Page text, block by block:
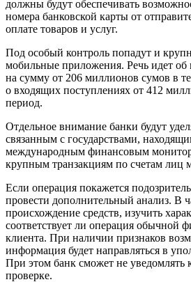
должны будут обеспечивать
номера банковской карты от
оплате товаров и услуг.
Под особый контроль попадут и
мобильные приложения. Речь идет об
на сумму от 206 миллионов сумов в
о входящих поступлениях от 412
период.
Отдельное внимание банки будут
связанным с государствами,
международным финансовым
крупным транзакциям по счетам лиц
Если операция покажется
провести дополнительный анализ. В
происхождение средств, изучить
соответствует ли операция обычной
клиента. При наличии признаков
информация будет направляться в
При этом банк сможет не уведомлять
проверке.